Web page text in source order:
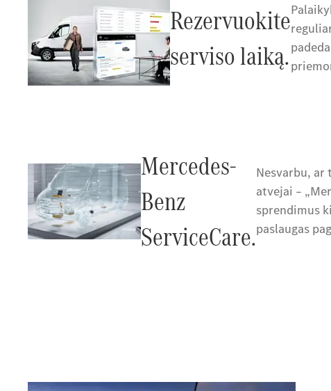
Rezervuokite
serviso laiką.
Mercedes-
Benz
ServiceCare.
Nesvarbu,
atvejai –
sprendimus
paslaugas